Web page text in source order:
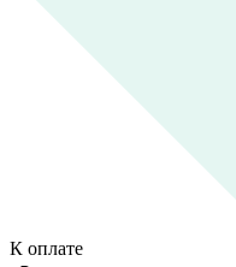
К оплате